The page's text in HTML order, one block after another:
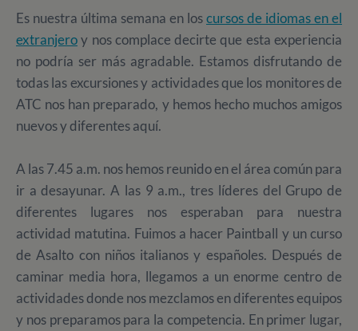
Es nuestra última semana en loscursos de idiomas en el
extranjeroy nos complace decirte que esta experiencia
no podría ser más agradable. Estamos disfrutando de
todas las excursiones y actividades que los monitores de
ATC nos han preparado, y hemos hecho muchos amigos
nuevos y diferentes aquí.
A las 7.45 a.m. nos hemos reunido en el área común para
ir a desayunar. A las 9 a.m., tres líderes del Grupo de
diferentes lugares nos esperaban para nuestra
actividad matutina. Fuimos a hacer Paintball y un curso
de Asalto con niños italianos y españoles. Después de
caminar media hora, llegamos a un enorme centro de
actividades donde nos mezclamos en diferentes equipos
y nos preparamos para la competencia. En primer lugar,